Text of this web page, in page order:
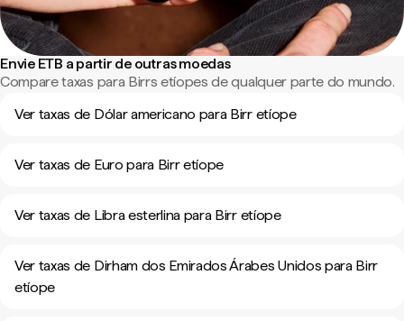
Envie ETB a partir de outras moedas
Compare taxas para Birrs etíopes de qualquer parte do mundo.
Ver taxas de Dólar americano para Birr etíope
Ver taxas de Euro para Birr etíope
Ver taxas de Libra esterlina para Birr etíope
Ver taxas de Dirham dos Emirados Árabes Unidos para Birr
etíope